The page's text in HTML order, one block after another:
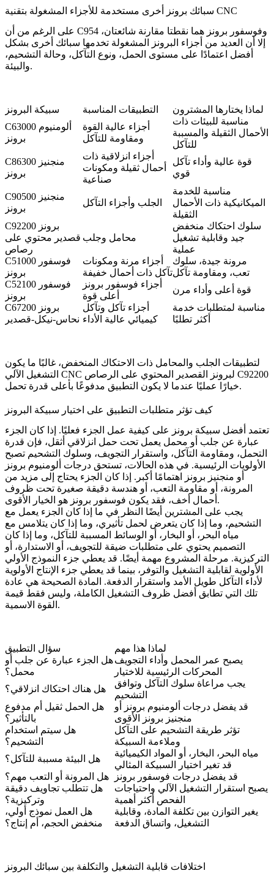
سبائك برونز أخرى مستخدمة للأجزاء المشغولة بتقنية CNC
على الرغم من أن C954 وفوسفور برونز هما نقطتا مقارنة شائعتان،
إلا أن العديد من أجزاء البرونز المشغولة تخدمها سبائك أخرى بشكل
أفضل اعتمادًا على مستوى الحمل، ونوع التآكل، وحالة التشحيم،
والبيئة.
سبيكة البرونز التطبيقات المناسبة
لماذا يختارها المشترون
C63000 ألومنيوم
برونز
أجزاء عالية القوة
ومقاومة للتآكل
مناسبة للبيئات ذات
الأحمال الثقيلة والمسببة
للتآكل
C86300 منجنيز
برونز
أجزاء انزلاقية ذات
أحمال ثقيلة ومكونات
صناعية
قوة عالية وأداء تآكل
قوي
C90500 منجنيز
برونز
الجلب وأجزاء التآكل
مناسبة للخدمة
الميكانيكية ذات الأحمال
الثقيلة
C92200 برونز
قصدير محتوي على
رصاص
محامل وجلب
سلوك احتكاك منخفض
جيد وقابلية تشغيل
عملية
C51000 فوسفور
برونز
أجزاء مرنة ومكونات
تآكل ذات أحمال خفيفة
مرونة جيدة، سلوك
تعب، ومقاومة تآكل
C52100 فوسفور
برونز
أجزاء فوسفور برونز
أعلى قوة
قوة أعلى وأداء مرن
C67200 برونز
نحاس-نيكل-قصدير
أجزاء تآكل وتآكل
كيميائي عالية الأداء
مناسبة لمتطلبات خدمة
أكثر تطلبًا
لتطبيقات الجلب والمحامل ذات الاحتكاك المنخفض، غالبًا ما يكون
التشغيل الآلي CNC لبرونز القصدير المحتوي على الرصاص C92200
خيارًا عمليًا عندما لا يكون التطبيق مدفوعًا بأعلى قدرة تحمل.
كيف تؤثر متطلبات التطبيق على اختيار سبيكة البرونز
تعتمد أفضل سبيكة برونز على كيفية عمل الجزء فعليًا. إذا كان الجزء
عبارة عن جلب أو محمل يعمل تحت حمل انزلاقي أثقل، فإن قدرة
التحمل، ومقاومة التآكل، واستقرار التجويف، وسلوك التشحيم تصبح
الأولويات الرئيسية. في هذه الحالات، تستحق درجات ألومنيوم برونز
أو منجنيز برونز اهتمامًا أكبر. إذا كان الجزء يحتاج إلى مزيد من
المرونة، أو مقاومة التعب، أو هندسة دقيقة صغيرة تحت ظروف
أحمال أخف، فقد يكون فوسفور برونز هو الخيار الأقوى.
يجب على المشترين أيضًا النظر في ما إذا كان الجزء يعمل مع
التشحيم، وما إذا كان يتعرض لحمل تأثيري، وما إذا كان يتلامس مع
مياه البحر، أو البخار، أو الوسائط المسببة للتآكل، وما إذا كان
التصميم يحتوي على متطلبات ضيقة للتجويف، أو الاستدارة، أو
التركيزية. مرحلة المشروع مهمة أيضًا. قد يعطي جزء النموذج الأولي
الأولوية لقابلية التشغيل والتوفر، بينما قد يعطي جزء الإنتاج الأولوية
لأداء التآكل طويل الأمد واستقرار الدفعة. المادة الصحيحة هي عادة
تلك التي تطابق أفضل ظروف التشغيل الكاملة، وليس فقط قيمة
القوة الاسمية.
سؤال التطبيق
لماذا هذا مهم
هل الجزء عبارة عن جلب أو
محمل؟
يصبح عمر المحمل وأداء التجويف
المحركات الرئيسية للاختيار
هل هناك احتكاك انزلاقي؟
يجب مراعاة سلوك التآكل وتوافق
التشحيم
هل الحمل ثقيل أم مدفوع
بالتأثير؟
قد يفضل درجات ألومنيوم برونز أو
منجنيز برونز الأقوى
هل سيتم استخدام
التشحيم؟
تؤثر طريقة التشحيم على التآكل
وملاءمة السبيكة
هل البيئة مسببة للتآكل؟
مياه البحر، البخار، أو المواد الكيميائية
قد تغير اختيار السبيكة المثالي
هل المرونة أو التعب مهم؟
قد يفضل درجات فوسفور برونز
هل تتطلب تجاويف دقيقة
وتركيزية؟
يصبح استقرار التشغيل الآلي واحتياجات
الفحص أكثر أهمية
هل العمل نموذج أولي،
منخفض الحجم، أم إنتاج؟
يغير التوازن بين تكلفة المادة، وقابلية
التشغيل، واتساق الدفعة
اختلافات قابلية التشغيل والتكلفة بين سبائك البرونز